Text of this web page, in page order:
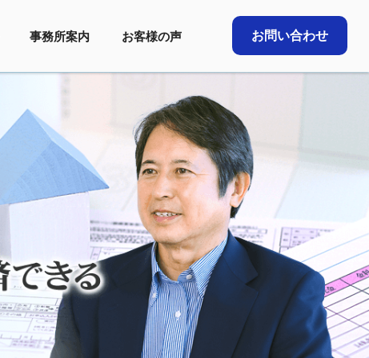
事務所案内 お客様の声 お問い合わせ